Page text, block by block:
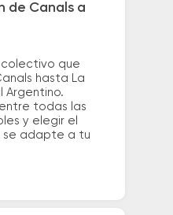
de Canals a
colectivo que
hasta La
Argentino.
todas las
y elegir el
se adapte a tu